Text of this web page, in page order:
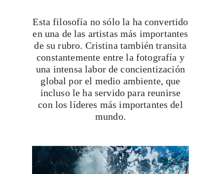
Esta filosofía no sólo la ha convertido
en una de las artistas más importantes
de su rubro. Cristina también transita
constantemente entre la fotografía y
una intensa labor de concientización
global por el medio ambiente, que
incluso le ha servido para reunirse
con los líderes más importantes del
mundo.